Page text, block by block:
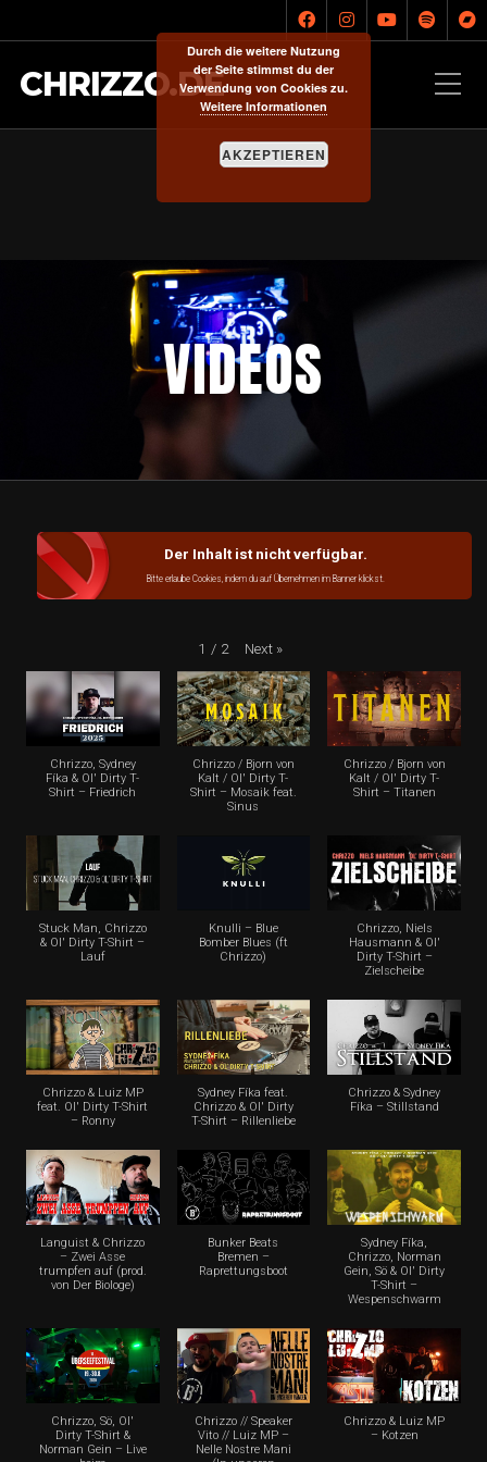
CHRIZZO.DE
VIDEOS
Der Inhalt ist nicht verfügbar.
Bitte erlaube Cookies, indem du auf Übernehmen im Banner klickst.
1 / 2 Next »
Chrizzo, Sydney
Fíka & Ol' Dirty T-
Shirt – Friedrich
Chrizzo / Bjorn von
Kalt / Ol' Dirty T-
Shirt – Mosaik feat.
Sinus
Chrizzo / Bjorn von
Kalt / Ol' Dirty T-
Shirt – Titanen
Stuck Man, Chrizzo
& Ol' Dirty T-Shirt –
Lauf
Knulli – Blue
Bomber Blues (ft
Chrizzo)
Chrizzo, Niels
Hausmann & Ol'
Dirty T-Shirt –
Zielscheibe
Chrizzo & Luiz MP
feat. Ol' Dirty T-Shirt
– Ronny
Sydney Fíka feat.
Chrizzo & Ol' Dirty
T-Shirt – Rillenliebe
Chrizzo & Sydney
Fíka – Stillstand
Languist & Chrizzo
– Zwei Asse
trumpfen auf (prod.
von Der Biologe)
Bunker Beats
Bremen –
Raprettungsboot
Sydney Fíka,
Chrizzo, Norman
Gein, Sö & Ol' Dirty
T-Shirt –
Wespenschwarm
Chrizzo, Sö, Ol'
Dirty T-Shirt &
Norman Gein – Live
Chrizzo // Speaker
Vito // Luiz MP –
Nelle Nostre Mani
Chrizzo & Luiz MP
– Kotzen
Durch die weitere Nutzung
der Seite stimmst du der
Verwendung von Cookies zu.
Weitere Informationen
AKZEPTIEREN